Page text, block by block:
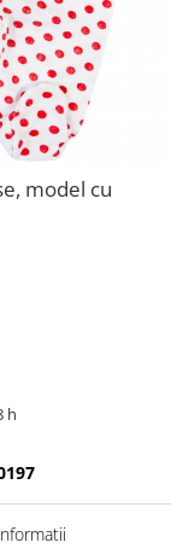
model cu
h